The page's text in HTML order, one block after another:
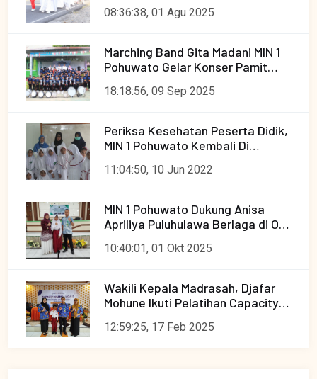
Tingkat Kecamatan Paguat
08:36:38, 01 Agu 2025
Marching Band Gita Madani MIN 1
Pohuwato Gelar Konser Pamit
Festival
18:18:56, 09 Sep 2025
Periksa Kesehatan Peserta Didik,
MIN 1 Pohuwato Kembali Di
Puskesmas Paguat.
11:04:50, 10 Jun 2022
MIN 1 Pohuwato Dukung Anisa
Apriliya Puluhulawa Berlaga di OMI
10:40:01, 01 Okt 2025
Wakili Kepala Madrasah, Djafar
Mohune Ikuti Pelatihan Capacity
12:59:25, 17 Feb 2025